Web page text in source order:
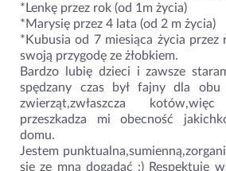
*Lenkę przez rok (od 1m życia)
*Marysię przez 4 lata (od 2 m życia)
*Kubusia od 7 miesiąca życia przez
swoją przygodę ze żłobkiem.
Bardzo lubię dzieci i zawsze
spędzany czas był fajny dla obu
zwierząt,zwłaszcza
przeszkadza mi obecność
domu.
Jestem
się ze mną dogadać :) Respektuje